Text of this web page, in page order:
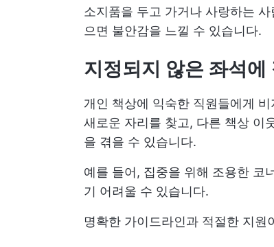
소지품을 두고 가거나 사랑하는
으면 불안감을 느낄 수 있습니다.
지정되지 않은 좌석에
개인 책상에 익숙한 직원들에게
새로운 자리를 찾고, 다른 책상 이
을 겪을 수 있습니다.
예를 들어, 집중을 위해 조용한 코
기 어려울 수 있습니다.
명확한 가이드라인과 적절한 지